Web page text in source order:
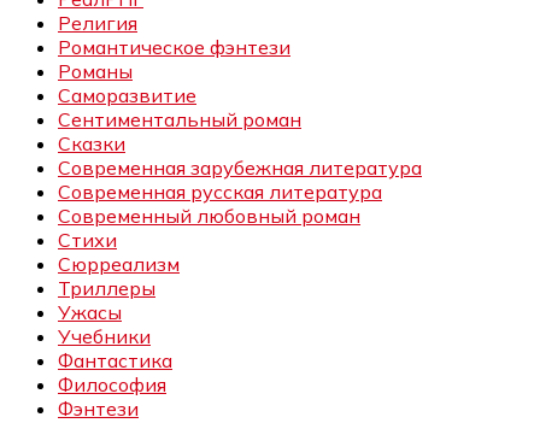
Религия
Романтическое фэнтези
Романы
Саморазвитие
Сентиментальный роман
Сказки
Современная зарубежная литература
Современная русская литература
Современный любовный роман
Стихи
Сюрреализм
Триллеры
Ужасы
Учебники
Фантастика
Философия
Фэнтези